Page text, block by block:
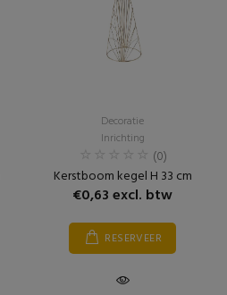
Decoratie
Inrichting
(0)
Kerstboom kegel H 33 cm
€0,63 excl. btw
RESERVEER